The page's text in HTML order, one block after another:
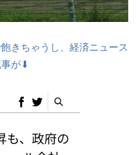
きちゃうし、経済ニュース
事が⬇